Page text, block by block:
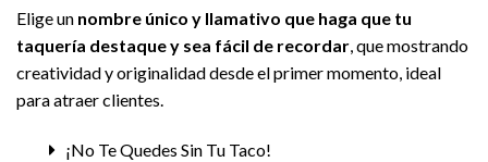
Elige un nombre único y llamativo que haga que tu
taquería destaque y sea fácil de recordar , que mostrando
creatividad y originalidad desde el primer momento, ideal
para atraer clientes.
¡No Te Quedes Sin Tu Taco!